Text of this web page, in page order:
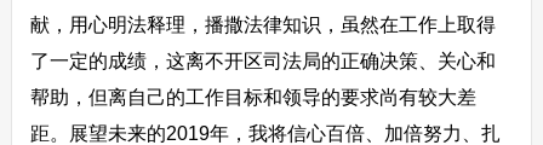
献，用心明法释理，播撒法律知识，虽然在工作上取得
了一定的成绩，这离不开区司法局的正确决策、关心和
帮助，但离自己的工作目标和领导的要求尚有较大差
距。展望未来的2019年，我将信心百倍、加倍努力、扎